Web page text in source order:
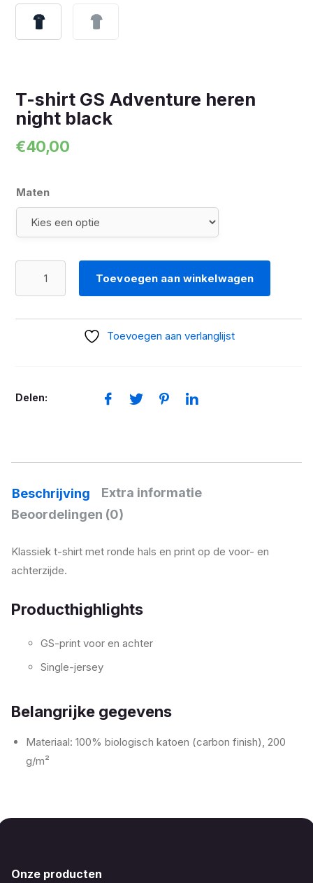
T-shirt GS Adventure heren
night black
€40,00
Maten
aantal
Toevoegen aan winkelwagen
Toevoegen aan verlanglijst
Delen:
Beschrijving
Extra informatie
Beoordelingen (0)
Klassiek t-shirt met ronde hals en print op de voor- en
achterzijde.
Producthighlights
GS-print voor en achter
Single-jersey
Belangrijke gegevens
Materiaal: 100% biologisch katoen (carbon finish), 200
g/m²
Onze producten